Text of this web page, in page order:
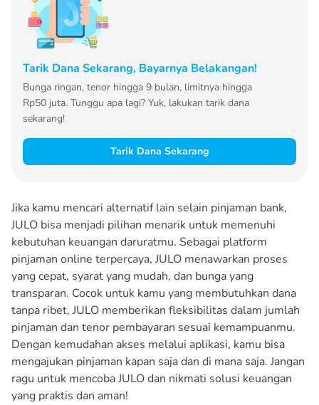
Tarik Dana Sekarang, Bayarnya Belakangan!
Bunga ringan, tenor hingga 9 bulan, limitnya hingga
Rp50 juta. Tunggu apa lagi? Yuk, lakukan tarik dana
sekarang!
Tarik Dana Sekarang
Jika kamu mencari alternatif lain selain pinjaman bank,
JULO bisa menjadi pilihan menarik untuk memenuhi
kebutuhan keuangan daruratmu. Sebagai platform
pinjaman online terpercaya, JULO menawarkan proses
yang cepat, syarat yang mudah, dan bunga yang
transparan. Cocok untuk kamu yang membutuhkan dana
tanpa ribet, JULO memberikan fleksibilitas dalam jumlah
pinjaman dan tenor pembayaran sesuai kemampuanmu.
Dengan kemudahan akses melalui aplikasi, kamu bisa
mengajukan pinjaman kapan saja dan di mana saja. Jangan
ragu untuk mencoba JULO dan nikmati solusi keuangan
yang praktis dan aman!